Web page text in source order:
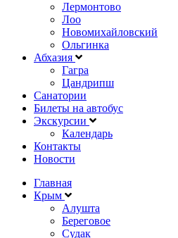
Лермонтово
Лоо
Новомихайловский
Ольгинка
Абхазия
Гагра
Цандрипш
Санатории
Билеты на автобус
Экскурсии
Календарь
Контакты
Новости
Главная
Крым
Алушта
Береговое
Судак